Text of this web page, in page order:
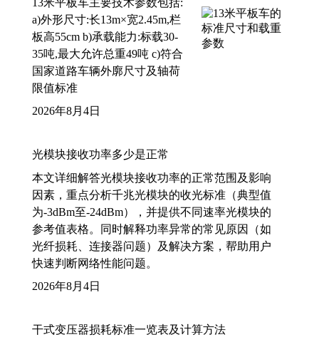
13米平板车主要技术参数包括:
a)外形尺寸:长13m×宽2.45m,栏
板高55cm b)承载能力:标载30-
35吨,最大允许总重49吨 c)符合
国家道路车辆外廓尺寸及轴荷
限值标准
2026年8月4日
光模块接收功率多少是正常
本文详细解答光模块接收功率的正常范围及影响
因素，重点分析千兆光模块的收光标准（典型值
为-3dBm至-24dBm），并提供不同速率光模块的
参考值表格。同时解释功率异常的常见原因（如
光纤损耗、连接器问题）及解决方案，帮助用户
快速判断网络性能问题。
2026年8月4日
干式变压器损耗标准一览表及计算方法